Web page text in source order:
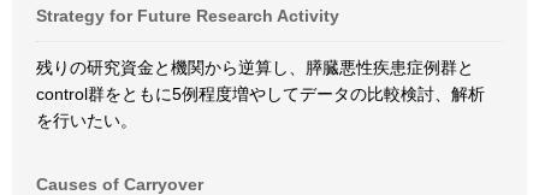
Strategy for Future Research Activity
残りの研究資金と機関から逆算し、膵臓悪性疾患症例群と
control群をともに5例程度増やしてデータの比較検討、解析
を行いたい。
Causes of Carryover